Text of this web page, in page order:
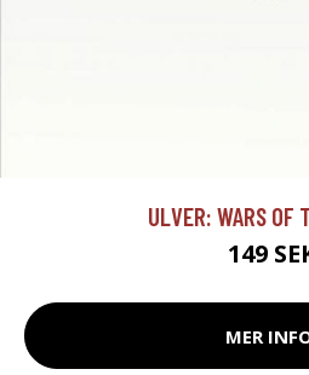
ULVER: WARS OF
149
MER